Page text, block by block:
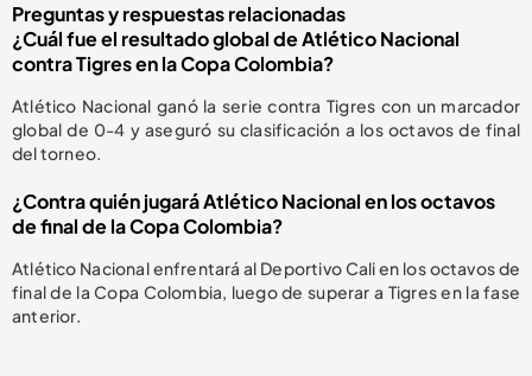
Preguntas y respuestas relacionadas
¿Cuál fue el resultado global de Atlético Nacional
contra Tigres en la Copa Colombia?
Atlético Nacional ganó la serie contra Tigres con un marcador
global de 0-4 y aseguró su clasificación a los octavos de final
del torneo.
¿Contra quién jugará Atlético Nacional en los octavos
de final de la Copa Colombia?
Atlético Nacional enfrentará al Deportivo Cali en los octavos de
final de la Copa Colombia, luego de superar a Tigres en la fase
anterior.